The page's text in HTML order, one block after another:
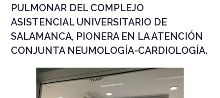
PULMONAR DEL COMPLEJO
ASISTENCIAL UNIVERSITARIO DE
SALAMANCA, PIONERA EN LA ATENCIÓN
CONJUNTA NEUMOLOGÍA-CARDIOLOGÍA.